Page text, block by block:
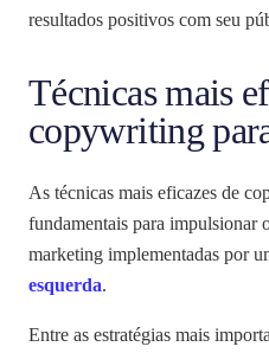
resultados positivos com seu
Técnicas mais
copywriting
As técnicas mais eficazes de
fundamentais para impulsionar
marketing implementadas por
esquerda.
Entre as estratégias mais